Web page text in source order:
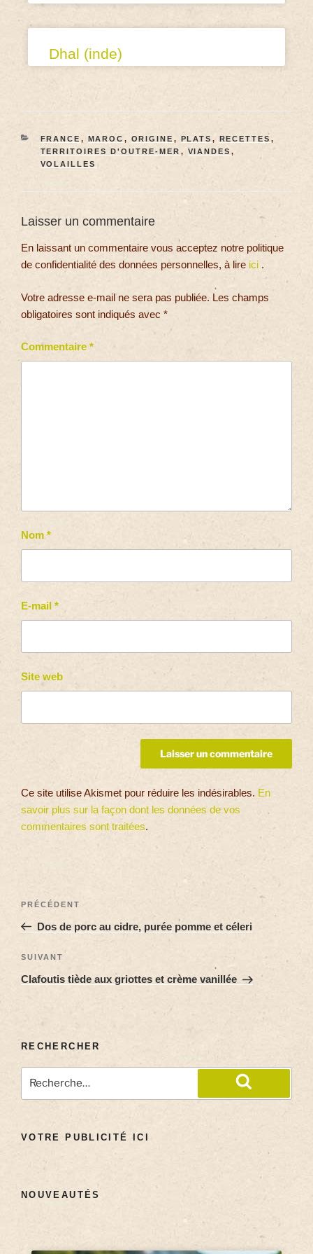
Dhal (inde)
FRANCE , MAROC , ORIGINE , PLATS , RECETTES ,
TERRITOIRES D'OUTRE-MER , VIANDES ,
VOLAILLES
Laisser un commentaire
En laissant un commentaire vous acceptez notre politique
de confidentialité des données personnelles, à lire ici .
Votre adresse e-mail ne sera pas publiée. Les champs
obligatoires sont indiqués avec *
Commentaire *
Nom *
E-mail *
Site web
Ce site utilise Akismet pour réduire les indésirables. En
savoir plus sur la façon dont les données de vos
commentaires sont traitées.
PRÉCÉDENT
Dos de porc au cidre, purée pomme et céleri
SUIVANT
Clafoutis tiède aux griottes et crème vanillée
RECHERCHER
VOTRE PUBLICITÉ ICI
NOUVEAUTÉS